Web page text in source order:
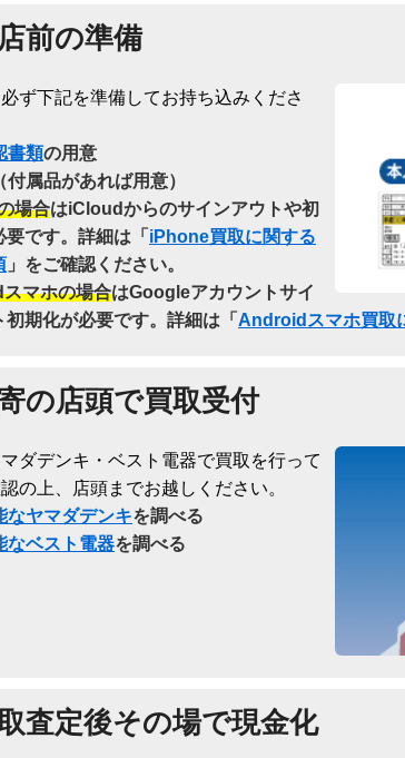
前の準備
ず下記を準備してお持ち込みくださ
書類の用意
付属品があれば用意）
場合はiCloudからのサインアウトや初
要です。詳細は「 iPhone買取に関する
」をご確認ください。
マホの場合はGoogleアカウントサイ
初期化が必要です。詳細は「 Androidスマホ買取
の店頭で買取受付
ダデンキ・ベスト電器で買取を行って
の上、店頭までお越しください。
なヤマダデンキを調べる
なベスト電器を調べる
査定後その場で現金化